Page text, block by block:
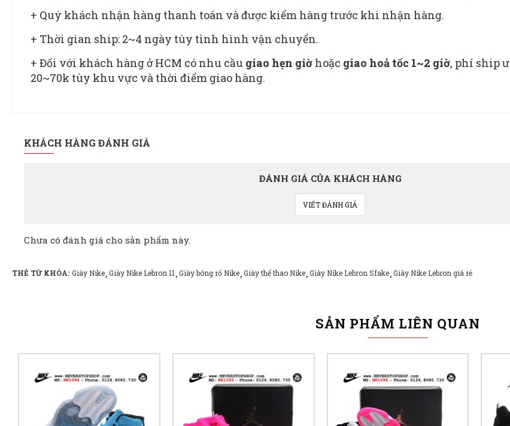
+ Quý khách nhận hàng thanh toán và được kiểm hàng trước khi nhận hàng.
+ Thời gian ship: 2~4 ngày tùy tình hình vận chuyển.
+ Đối với khách hàng ở HCM có nhu cầu giao hẹn giờ hoặc giao hoả tốc 1~2 giờ, phí ship
20~70k tùy khu vực và thời điểm giao hàng.
KHÁCH HÀNG ĐÁNH GIÁ
ĐÁNH GIÁ CỦA KHÁCH HÀNG
VIẾT ĐÁNH GIÁ
Chưa có đánh giá cho sản phẩm này.
THẺ TỪ KHÓA: Giày Nike,Giày Nike Lebron 11 ,Giày bóng rổ Nike,Giày thể thao Nike,Giày Nike Lebron Sfake,Giày Nike Lebron giá rẻ
SẢN PHẨM LIÊN QUAN